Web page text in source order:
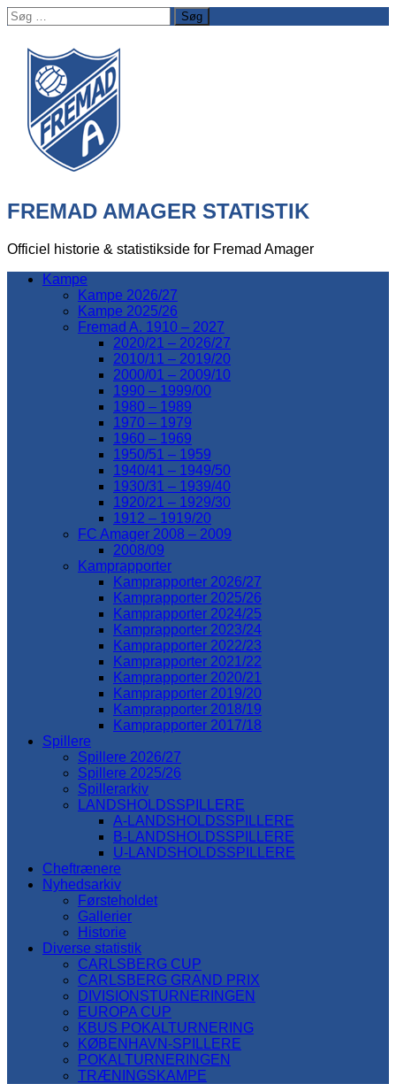
Søg
efter:
FREMAD AMAGER STATISTIK
Officiel historie & statistikside for Fremad Amager
Kampe
Kampe 2026/27
Kampe 2025/26
Fremad A. 1910 – 2027
2020/21 – 2026/27
2010/11 – 2019/20
2000/01 – 2009/10
1990 – 1999/00
1980 – 1989
1970 – 1979
1960 – 1969
1950/51 – 1959
1940/41 – 1949/50
1930/31 – 1939/40
1920/21 – 1929/30
1912 – 1919/20
FC Amager 2008 – 2009
2008/09
Kamprapporter
Kamprapporter 2026/27
Kamprapporter 2025/26
Kamprapporter 2024/25
Kamprapporter 2023/24
Kamprapporter 2022/23
Kamprapporter 2021/22
Kamprapporter 2020/21
Kamprapporter 2019/20
Kamprapporter 2018/19
Kamprapporter 2017/18
Spillere
Spillere 2026/27
Spillere 2025/26
Spillerarkiv
LANDSHOLDSSPILLERE
A-LANDSHOLDSSPILLERE
B-LANDSHOLDSSPILLERE
U-LANDSHOLDSSPILLERE
Cheftrænere
Nyhedsarkiv
Førsteholdet
Gallerier
Historie
Diverse statistik
CARLSBERG CUP
CARLSBERG GRAND PRIX
DIVISIONSTURNERINGEN
EUROPA CUP
KBUS POKALTURNERING
KØBENHAVN-SPILLERE
POKALTURNERINGEN
TRÆNINGSKAMPE